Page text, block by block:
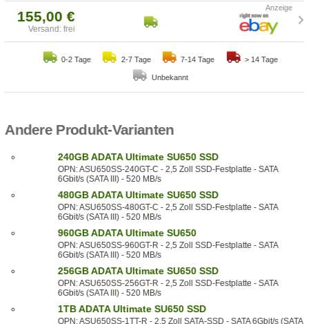
155,00 €
Versand: frei
0-2 Tage 2-7 Tage 7-14 Tage > 14 Tage
Unbekannt
Andere Produkt-Varianten
240GB ADATA Ultimate SU650 SSD
OPN: ASU650SS-240GT-C - 2,5 Zoll SSD-Festplatte - SATA
6Gbit/s (SATA III) - 520 MB/s
480GB ADATA Ultimate SU650 SSD
OPN: ASU650SS-480GT-C - 2,5 Zoll SSD-Festplatte - SATA
6Gbit/s (SATA III) - 520 MB/s
960GB ADATA Ultimate SU650
OPN: ASU650SS-960GT-R - 2,5 Zoll SSD-Festplatte - SATA
6Gbit/s (SATA III) - 520 MB/s
256GB ADATA Ultimate SU650 SSD
OPN: ASU650SS-256GT-R - 2,5 Zoll SSD-Festplatte - SATA
6Gbit/s (SATA III) - 520 MB/s
1TB ADATA Ultimate SU650 SSD
OPN: ASU650SS-1TT-R - 2,5 Zoll SATA-SSD - SATA 6Gbit/s (SATA